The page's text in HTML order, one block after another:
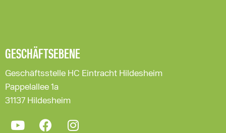
GESCHÄFTSEBENE
Geschäftsstelle HC Eintracht Hildesheim
Pappelallee 1a
31137 Hildesheim